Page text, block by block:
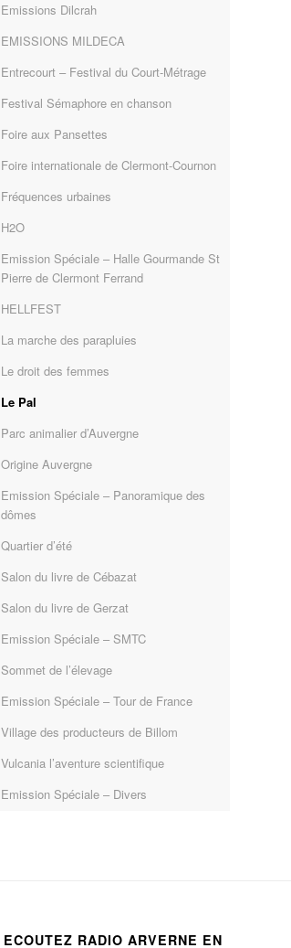
Emissions Dilcrah
EMISSIONS MILDECA
Entrecourt – Festival du Court-Métrage
Festival Sémaphore en chanson
Foire aux Pansettes
Foire internationale de Clermont-Cournon
Fréquences urbaines
H2O
Emission Spéciale – Halle Gourmande St
Pierre de Clermont Ferrand
HELLFEST
La marche des parapluies
Le droit des femmes
Le Pal
Parc animalier d’Auvergne
Origine Auvergne
Emission Spéciale – Panoramique des
dômes
Quartier d’été
Salon du livre de Cébazat
Salon du livre de Gerzat
Emission Spéciale – SMTC
Sommet de l’élevage
Emission Spéciale – Tour de France
Village des producteurs de Billom
Vulcania l’aventure scientifique
Emission Spéciale – Divers
ECOUTEZ RADIO ARVERNE EN